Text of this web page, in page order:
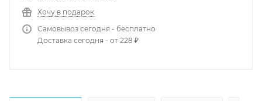
Хочу в подарок
Самовывоз сегодня - бесплатно
Доставка сегодня - от 228 ₽